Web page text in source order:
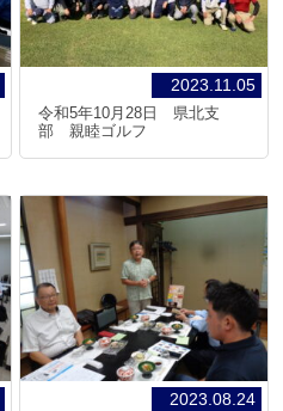
2023.11.05
令和5年10月28日 県北支
部 親睦ゴルフ
2023.08.24